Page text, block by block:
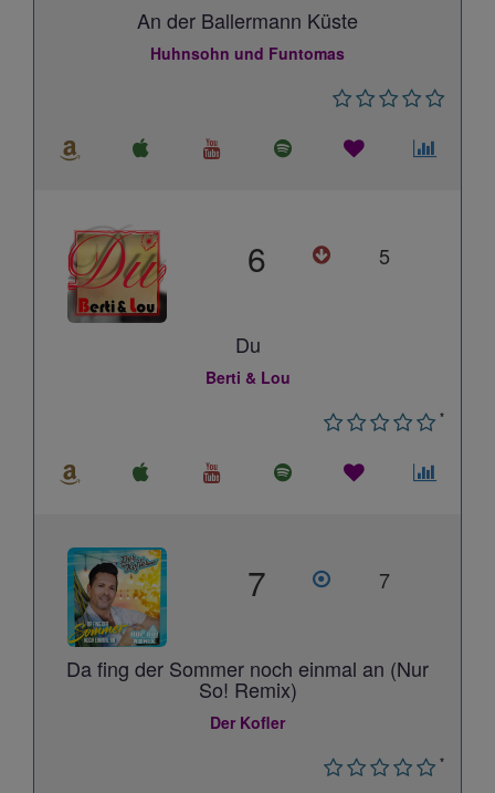
An der Ballermann Küste
Huhnsohn und Funtomas
6 5
Du
Berti & Lou
*
7 7
Da fing der Sommer noch einmal an (Nur
So! Remix)
Der Kofler
*